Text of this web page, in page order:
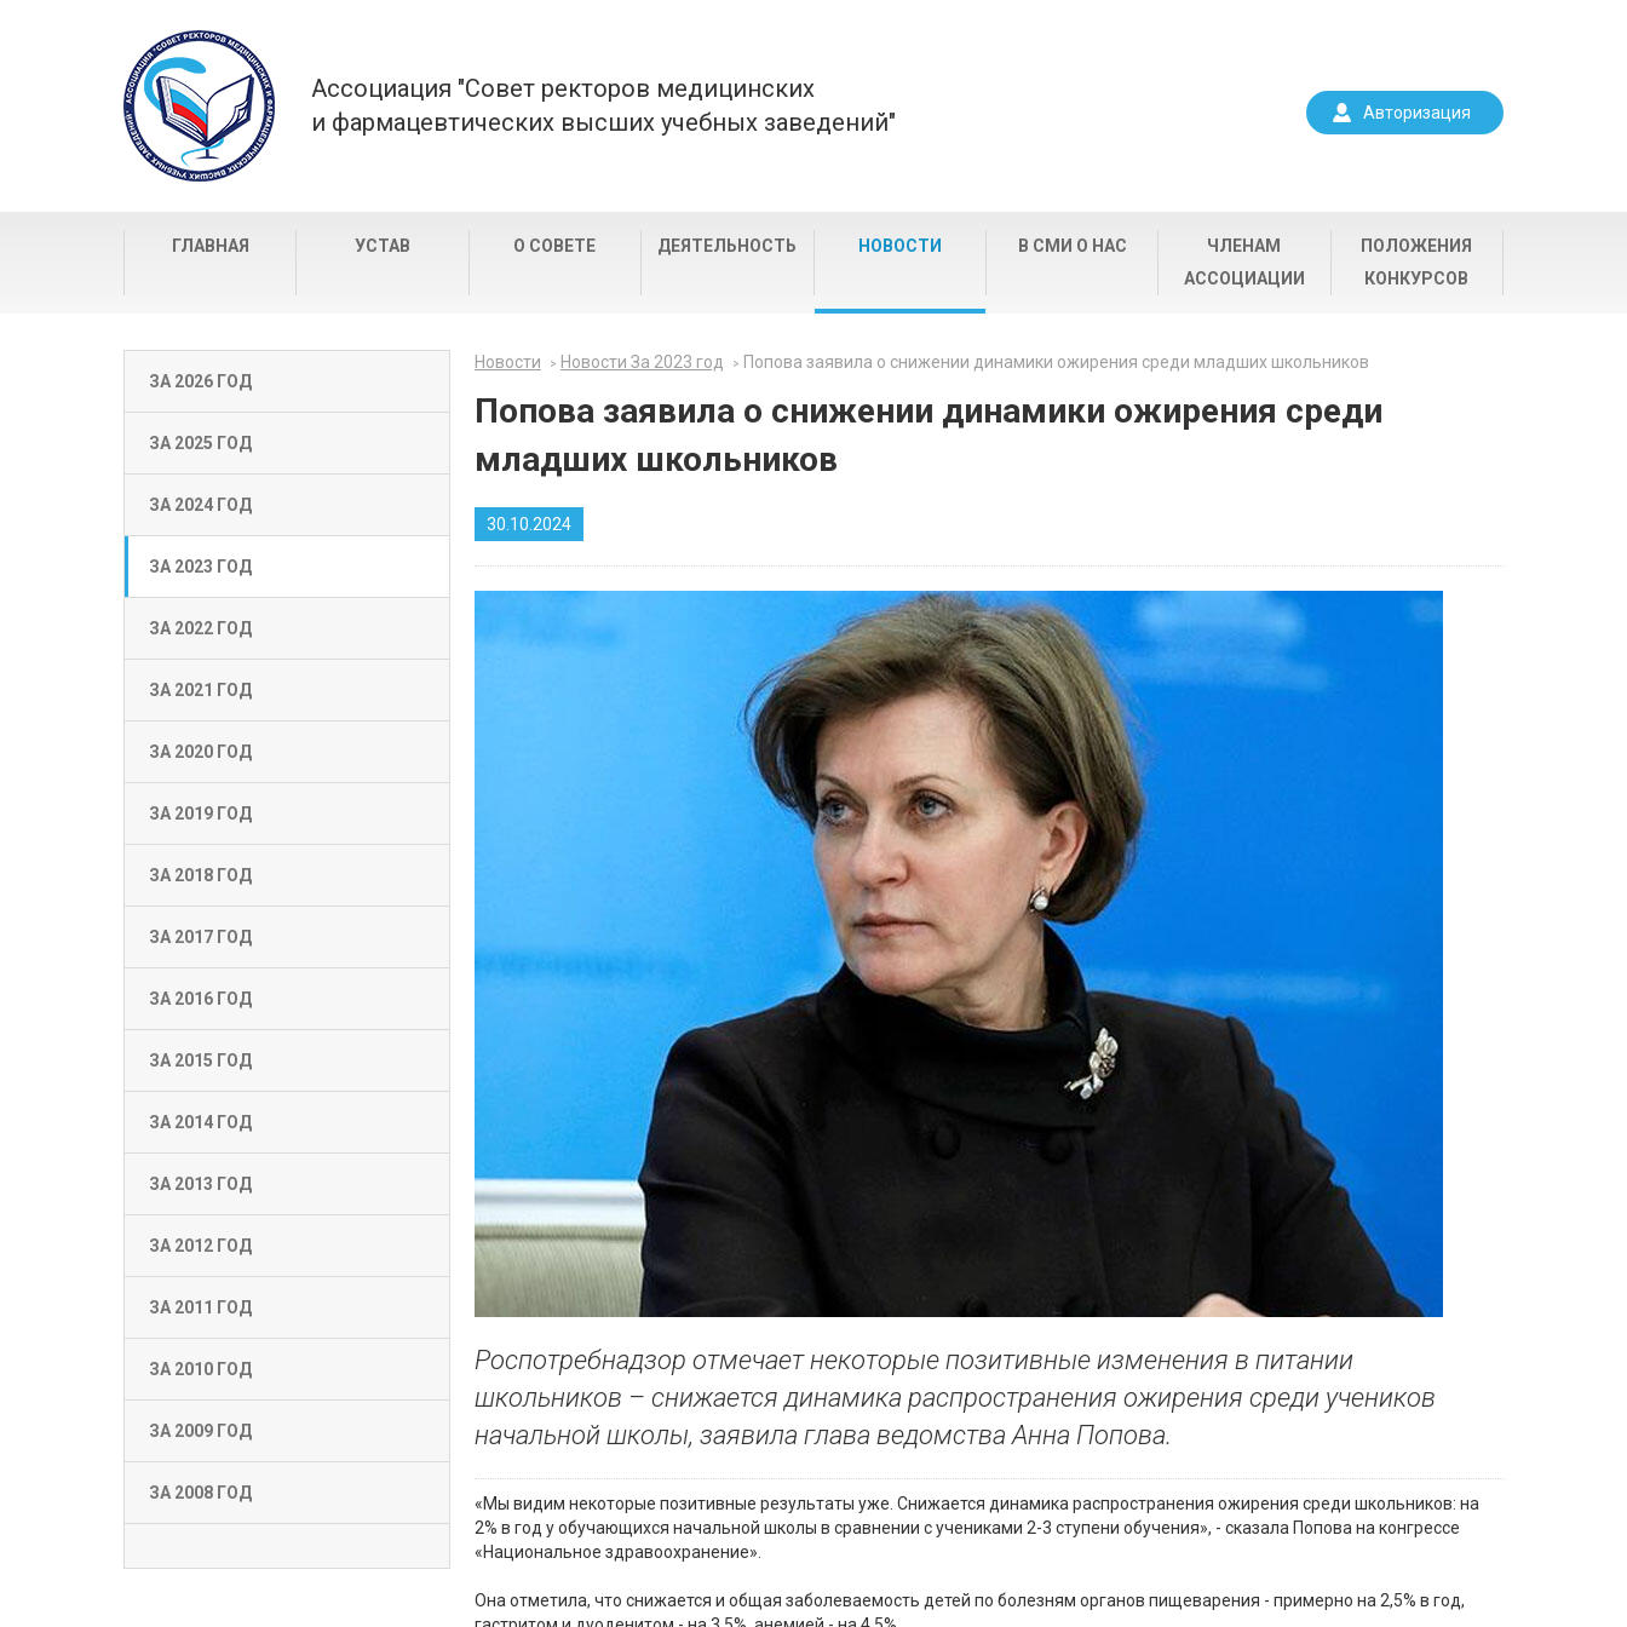
Ассоциация "Совет ректоров медицинских
и фармацевтических высших учебных заведений"
Авторизация
ГЛАВНАЯ УСТАВ О СОВЕТЕ ДЕЯТЕЛЬНОСТЬ НОВОСТИ В СМИ О НАС
ЧЛЕНАМ
АССОЦИАЦИИ
ПОЛОЖЕНИЯ
КОНКУРСОВ
ЗА 2026 ГОД
ЗА 2025 ГОД
ЗА 2024 ГОД
ЗА 2023 ГОД
ЗА 2022 ГОД
ЗА 2021 ГОД
ЗА 2020 ГОД
ЗА 2019 ГОД
ЗА 2018 ГОД
ЗА 2017 ГОД
ЗА 2016 ГОД
ЗА 2015 ГОД
ЗА 2014 ГОД
ЗА 2013 ГОД
ЗА 2012 ГОД
ЗА 2011 ГОД
ЗА 2010 ГОД
ЗА 2009 ГОД
ЗА 2008 ГОД
Новости Новости За 2023 год Попова заявила о снижении динамики ожирения среди младших школьников
Попова заявила о снижении динамики ожирения среди
младших школьников
30.10.2024
Роспотребнадзор отмечает некоторые позитивные изменения в питании
школьников – снижается динамика распространения ожирения среди учеников
начальной школы, заявила глава ведомства Анна Попова.
«Мы видим некоторые позитивные результаты уже. Снижается динамика распространения ожирения среди школьников: на
2% в год у обучающихся начальной школы в сравнении с учениками 2-3 ступени обучения», - сказала Попова на конгрессе
«Национальное здравоохранение».
Она отметила, что снижается и общая заболеваемость детей по болезням органов пищеварения - примерно на 2,5% в год,